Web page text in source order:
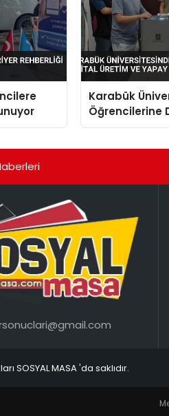
Karabük
Öğrencilerine
Yapay Zeka
SOSYAL MASA 'da saklıdır.